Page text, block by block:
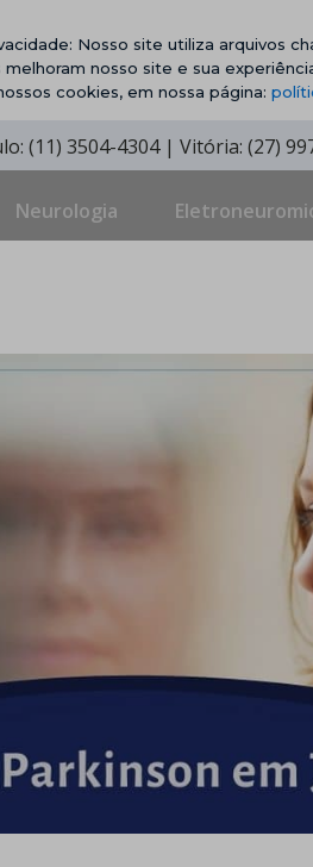
Nosso site utiliza arquivos
melhoram nosso site e sua
cookies, em nossa página:
(11) 3504-4304 | Vitória: (27)
Neurologia